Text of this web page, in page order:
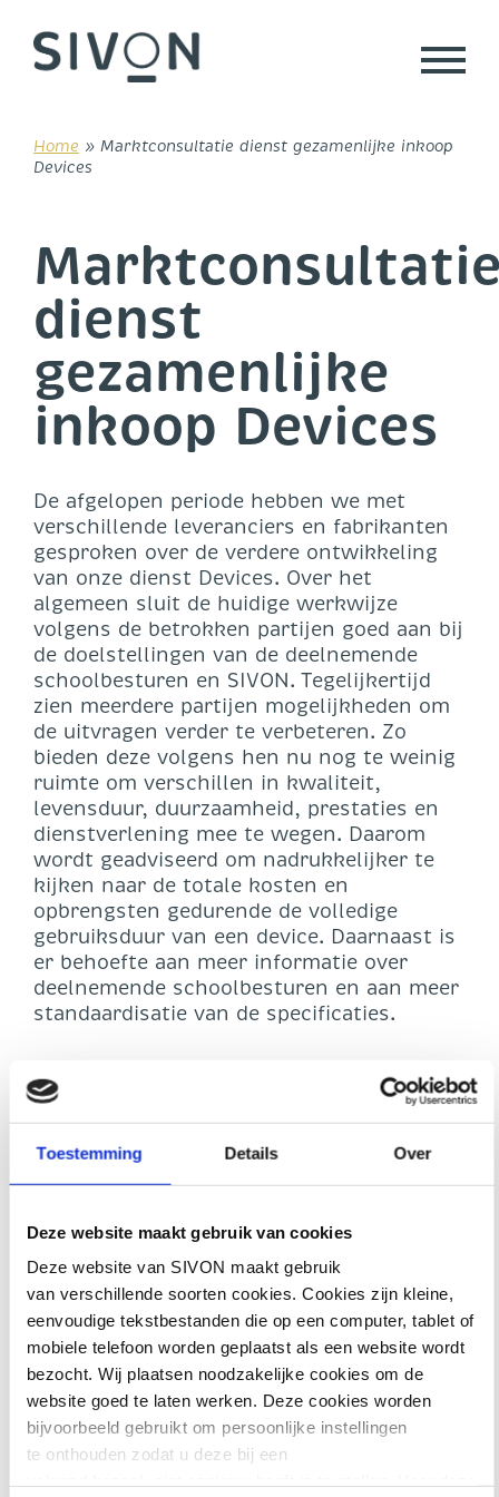
Toestemming Details Over
Deze website maakt gebruik van cookies
Deze website van SIVON maakt gebruik
van verschillende soorten cookies. Cookies zijn kleine,
eenvoudige tekstbestanden die op een computer, tablet of
mobiele telefoon worden geplaatst als een website wordt
bezocht. Wij plaatsen noodzakelijke cookies om de
website goed te laten werken. Deze cookies worden
bijvoorbeeld gebruikt om persoonlijke instellingen
te onthouden zodat u deze bij een
content
Home » Marktconsultatie dienst gezamenlijke inkoop
Devices
dienst
gezamenlijke
inkoop Devices
De afgelopen periode hebben we met
verschillende leveranciers en fabrikanten
gesproken over de verdere ontwikkeling
van onze dienst Devices. Over het
algemeen sluit de huidige werkwijze
volgens de betrokken partijen goed aan bij
de doelstellingen van de deelnemende
schoolbesturen en SIVON. Tegelijkertijd
zien meerdere partijen mogelijkheden om
de uitvragen verder te verbeteren. Zo
bieden deze volgens hen nu nog te weinig
ruimte om verschillen in kwaliteit,
levensduur, duurzaamheid, prestaties en
dienstverlening mee te wegen. Daarom
wordt geadviseerd om nadrukkelijker te
kijken naar de totale kosten en
opbrengsten gedurende de volledige
gebruiksduur van een device. Daarnaast is
er behoefte aan meer informatie over
deelnemende schoolbesturen en aan meer
standaardisatie van de specificaties.
is besproken. Componenttekorten, de
groeiende vraag vanuit AI en datacenters,
geopolitieke ontwikkelingen,
levertijden. De gevolgen verschillen per
fabrikant en productieketen. Voor de
komende uitvraagronde(s) lijkt deze
onzekerheid aan te houden. SIVON gaat
daarom samen met leveranciers bekijken
hoe hier passend mee kan worden
omgegaan.
Een breed gedeeld aandachtspunt is het
tijdig betrekken van leveranciers en
fabrikanten bij de planning en